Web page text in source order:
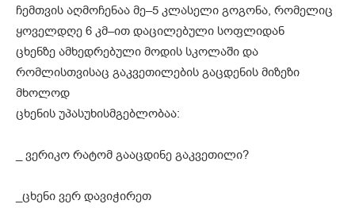
ჩემთვის აღმოჩენაა მე–5 კლასელი გოგონა, რომელიც
ყოველდღე 6 კმ–ით დაცილებული სოფლიდან
ცხენზე ამხედრებული მოდის სკოლაში და
რომლისთვისაც გაკვეთილების გაცდენის მიზეზი
მხოლოდ
ცხენის უპასუხისმგებლობაა:
_ ვერიკო რატომ გააცდინე გაკვეთილი?
_ცხენი ვერ დავიჭირეთ